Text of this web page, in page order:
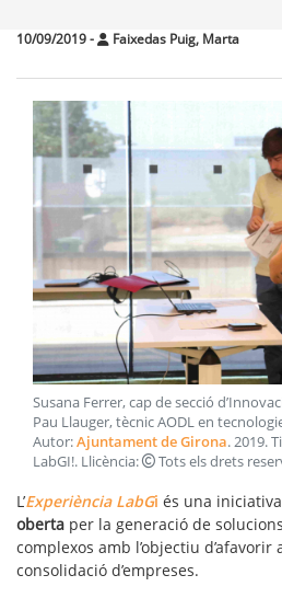
10/09/2019- Faixedas Puig, Marta
Susana Ferrer, cap de secció
Pau Llauger, tècnic AODL en
Autor:Ajuntament de Girona.2019.
LabGI!. Llicència: Tots els drets
L’Experiència LabGi és una
oberta per la generació de
complexos amb l’objectiu
consolidació d’empreses.